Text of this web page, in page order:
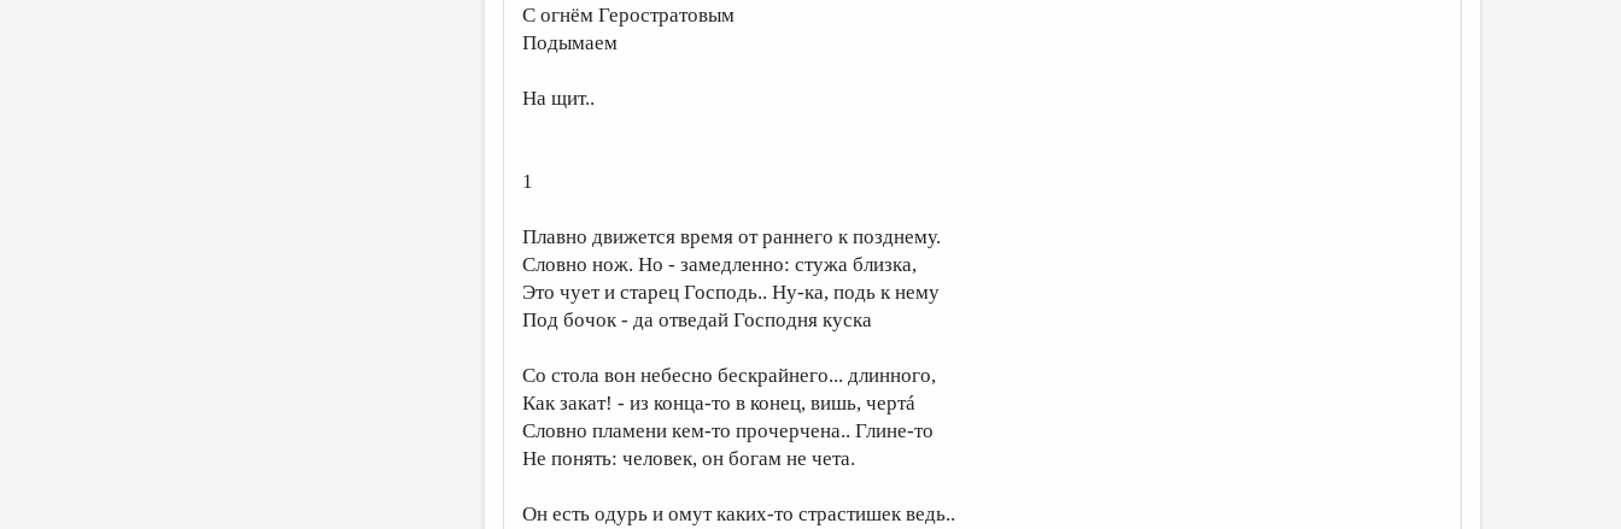
С огнём Геростратовым
Подымаем
На щит..
1
Плавно движется время от раннего к позднему.
Словно нож. Но - замедленно: стужа близка,
Это чует и старец Господь.. Ну-ка, подь к нему
Под бочок - да отведай Господня куска
Со стола вон небесно бескрайнего... длинного,
Как закат! - из конца-то в конец, вишь, чертá
Словно пламени кем-то прочерчена.. Глине-то
Не понять: человек, он богам не чета.
Он есть одурь и омут каких-то страстишек ведь..